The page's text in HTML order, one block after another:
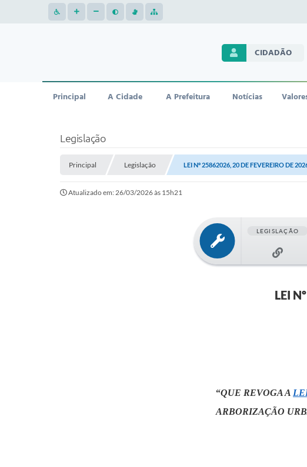
CIDADÃO
Principal A Cidade A Prefeitura Notícias
Legislação
Principal Legislação LEI Nº 25862026, 20 DE FEVEREIRO DE
Atualizado em: 26/03/2026 às 15h21
LEGISLAÇÃO
LEI
“QUE REVOGA A
ARBORIZAÇÃO